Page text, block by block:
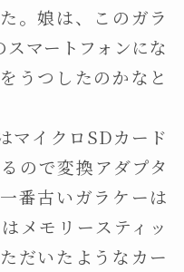
。娘は、このガラ
マートフォンにな
うつしたのかなと
マイクロSDカード
ので変換アダプタ
番古いガラケーは
メモリースティッ
だいたようなカー